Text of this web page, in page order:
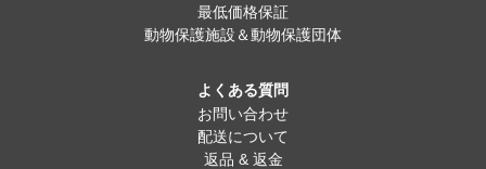
最低価格保証
動物保護施設＆動物保護団体
よくある質問
お問い合わせ
配送について
返品 & 返金